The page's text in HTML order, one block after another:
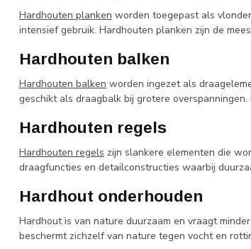
Hardhouten planken worden toegepast als
intensief gebruik. Hardhouten planken zijn de
Hardhouten balken
Hardhouten balken worden ingezet als
geschikt als draagbalk bij grotere
Hardhouten regels
Hardhouten regels zijn slankere elementen die
draagfuncties en detailconstructies waarbij
Hardhout onderhouden
Hardhout is van nature duurzaam en vraagt
beschermt zichzelf van nature tegen vocht en